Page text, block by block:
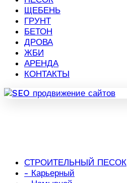
ЩЕБЕНЬ
ГРУНТ
БЕТОН
ДРОВА
ЖБИ
АРЕНДА
КОНТАКТЫ
СТРОИТЕЛЬНЫЙ ПЕСОК
- Карьерный